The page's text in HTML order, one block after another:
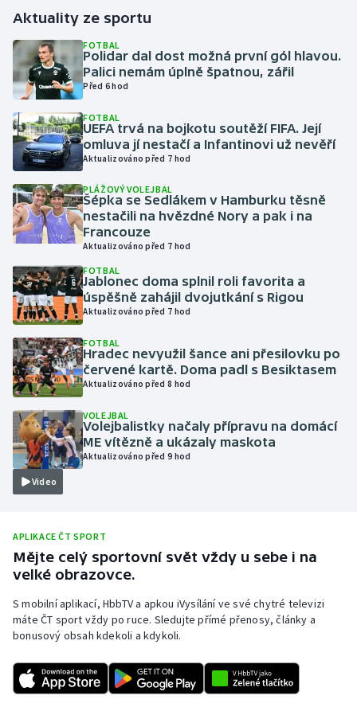
Golf
Gymnastika
Házená
Jezdectví
Judo
Krasobruslení
Lyže a snowboard
Moderní pětiboj
Motorsport
Parasport
Plavání
Ragby
Rychlobruslení
Rychlostní kanoistika
Short track
Aktuality ze sportu
FOTBAL
Polidar dal dost možná první gól hlavou.
Palici nemám úplně špatnou, zářil
Před 6 hod
FOTBAL
UEFA trvá na bojkotu soutěží FIFA. Její
omluva jí nestačí a Infantinovi už nevěří
Aktualizováno před 7 hod
PLÁŽOVÝ VOLEJBAL
Šépka se Sedlákem v Hamburku těsně
nestačili na hvězdné Nory a pak i na
Francouze
Aktualizováno před 7 hod
FOTBAL
Jablonec doma splnil roli favorita a
úspěšně zahájil dvojutkání s Rigou
Aktualizováno před 7 hod
FOTBAL
Hradec nevyužil šance ani přesilovku po
červené kartě. Doma padl s Besiktasem
Aktualizováno před 8 hod
Video
VOLEJBAL
Volejbalistky načaly přípravu na domácí
ME vítězně a ukázaly maskota
Aktualizováno před 9 hod
APLIKACE ČT SPORT
Mějte celý sportovní svět vždy u sebe i na
velké obrazovce.
S mobilní aplikací, HbbTV a apkou iVysílání ve své chytré televizi
máte ČT sport vždy po ruce. Sledujte přímé přenosy, články a
bonusový obsah kdekoli a kdykoli.